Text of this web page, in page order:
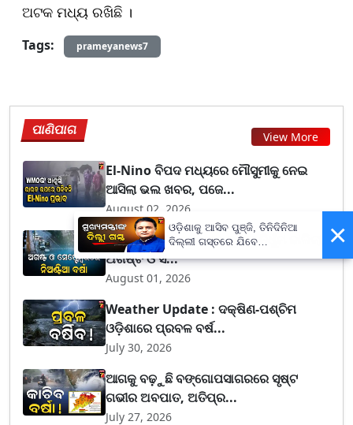
ଅଟକ ମଧ୍ୟ ରଖିଛି ।
Tags: prameyanews7
ପାଣିପାଗ View More
El-Nino ବିପଦ ମଧ୍ୟରେ ମୌସୁମୀକୁ ନେଇ
ଆସିଲା ଭଲ ଖବର, ପଜେ...
August 02, 2026
Weather Forecast : ଜୁଲାଇ ନିର୍ଧୁମ ଢାଳିଲା,
ଅଗଷ୍ଟ ଓ ସ...
August 01, 2026
Weather Update : ଦକ୍ଷିଣ-ପଶ୍ଚିମ
ଓଡ଼ିଶାରେ ପ୍ରବଳ ବର୍ଷ...
July 30, 2026
ଆଗକୁ ବଢ଼ୁଛି ବଙ୍ଗୋପସାଗରରେ ସୃଷ୍ଟ
ଗଭୀର ଅବପାତ, ଅତିପ୍ର...
July 27, 2026
×
ଓଡ଼ିଶାକୁ ଆସିବ ପୁଞ୍ଜି, ତିନିଦିନିଆ
ଦିଲ୍ଲୀ ଗସ୍ତରେ ଯିବେ